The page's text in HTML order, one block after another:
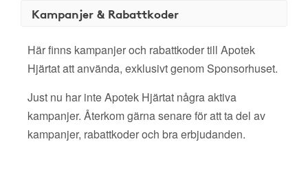
Kampanjer & Rabattkoder
Här finns kampanjer och rabattkoder till Apotek
Hjärtat att använda, exklusivt genom Sponsorhuset.
Just nu har inte Apotek Hjärtat några aktiva
kampanjer. Återkom gärna senare för att ta del av
kampanjer, rabattkoder och bra erbjudanden.